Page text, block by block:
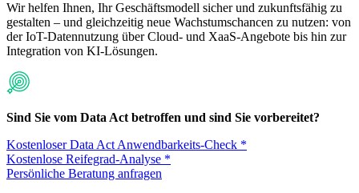
Wir helfen Ihnen, Ihr Geschäftsmodell sicher und zukunftsfähig zu
gestalten – und gleichzeitig neue Wachstumschancen zu nutzen: von
der IoT-Datennutzung über Cloud- und XaaS-Angebote bis hin zur
Integration von KI-Lösungen.
Sind Sie vom Data Act betroffen und sind Sie vorbereitet?
Kostenloser Data Act Anwendbarkeits-Check *
Kostenlose Reifegrad-Analyse *
Persönliche Beratung anfragen